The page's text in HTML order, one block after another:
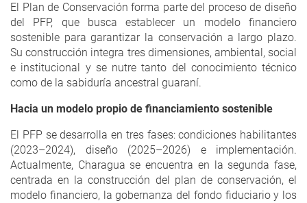
El Plan de Conservación forma parte del proceso de diseño
del PFP, que busca establecer un modelo financiero
sostenible para garantizar la conservación a largo plazo.
Su construcción integra tres dimensiones, ambiental, social
e institucional y se nutre tanto del conocimiento técnico
como de la sabiduría ancestral guaraní.
Hacia un modelo propio de financiamiento sostenible
El PFP se desarrolla en tres fases: condiciones habilitantes
(2023–2024), diseño (2025–2026) e implementación.
Actualmente, Charagua se encuentra en la segunda fase,
centrada en la construcción del plan de conservación, el
modelo financiero, la gobernanza del fondo fiduciario y los